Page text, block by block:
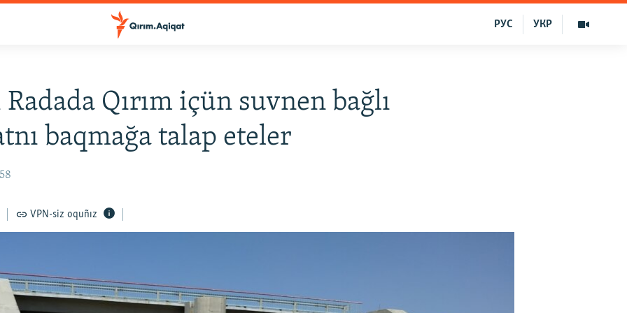
УКР
РУС
Radada Qırım içün suvnen bağlı
baqmağa talap eteler
VPN-siz oquñız